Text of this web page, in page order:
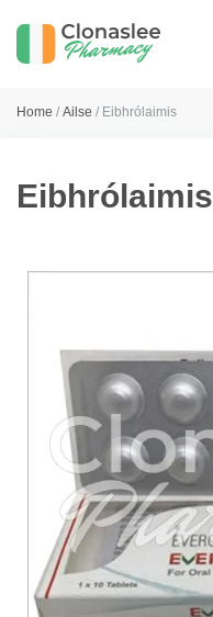
Home / Ailse / Eibhrólaimis
Eibhrólaimis